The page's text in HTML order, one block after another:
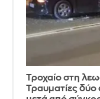
Τροχαίο στη
Τραυματίες δύο